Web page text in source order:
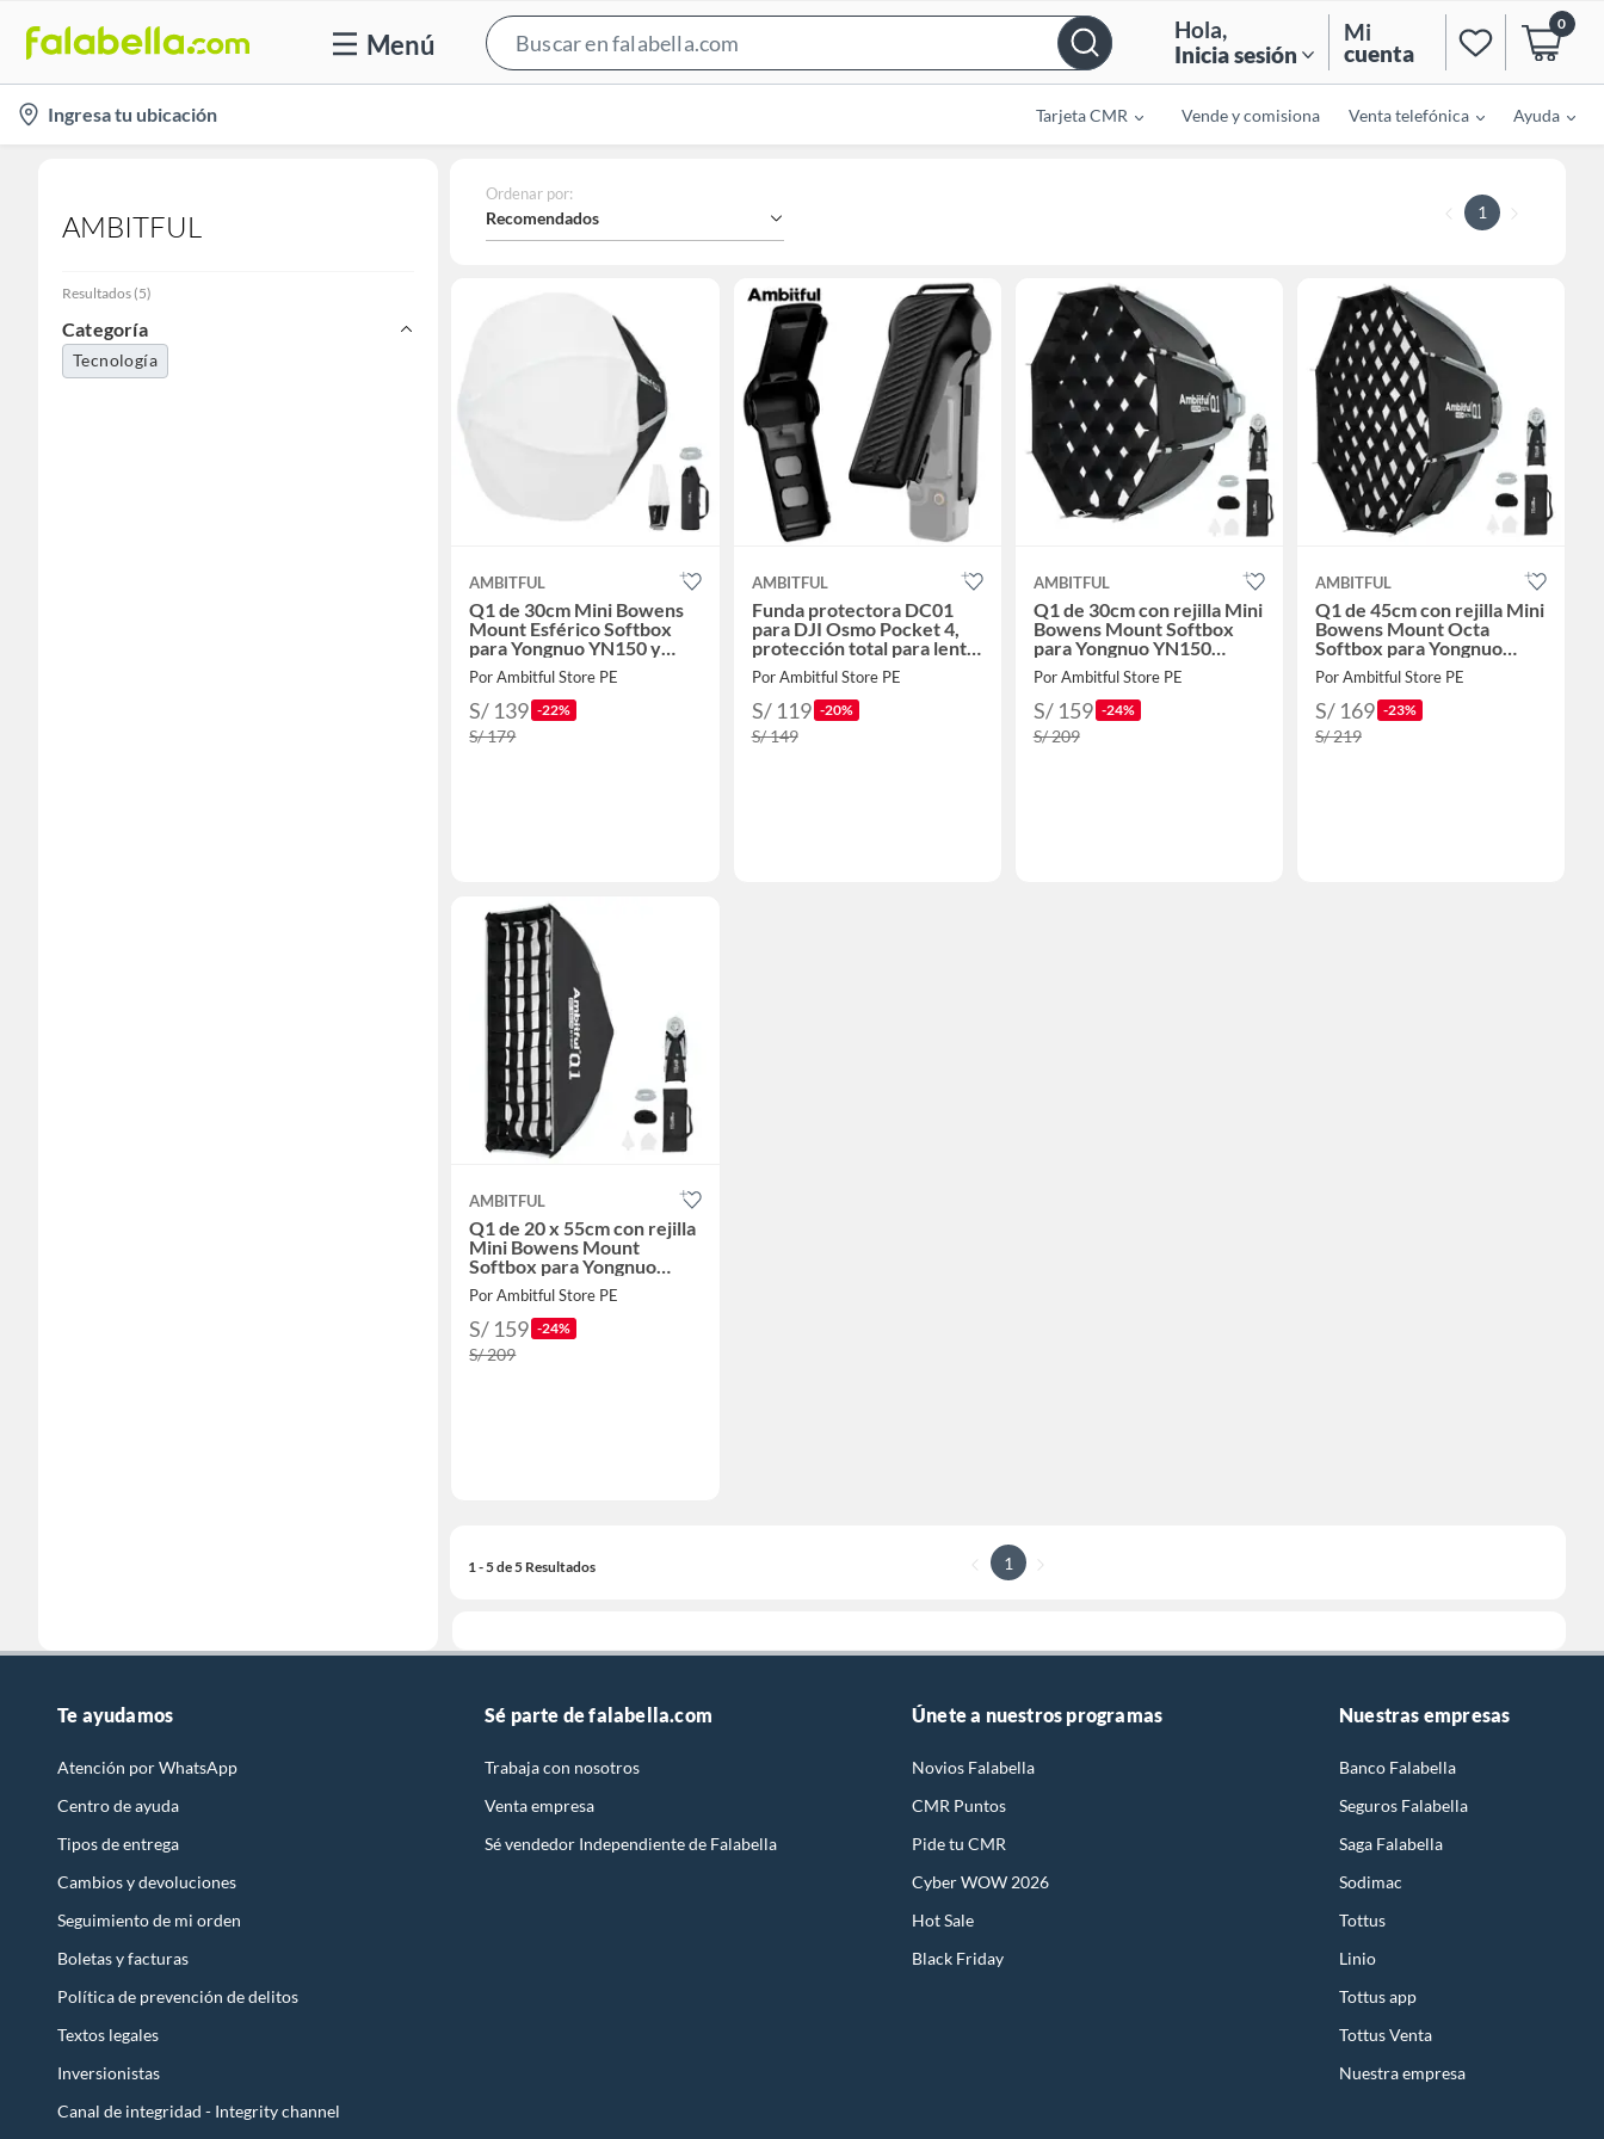
Menú
Bar
Hola,
Inicia sesión
Mi
cuenta
0
location-
icon
Ingresa tu ubicación Tarjeta CMR Vende y comisiona Venta telefónica Ayuda
AMBITFUL
Resultados (5)
Categoría
Tecnología
Ordenar por:
Recomendados 1
AMBITFUL
Q1 de 30cm Mini Bowens
Mount Esférico Softbox
para Yongnuo YN150 y
Nanlite Forza60
Por Ambitful Store PE
S/ 139 -22%
S/ 179
AMBITFUL
Funda protectora DC01
para DJI Osmo Pocket 4,
protección total para lente
y pantalla
Por Ambitful Store PE
S/ 119 -20%
S/ 149
AMBITFUL
Q1 de 30cm con rejilla Mini
Bowens Mount Softbox
para Yongnuo YN150
Nanlite Forza60
Por Ambitful Store PE
S/ 159 -24%
S/ 209
AMBITFUL
Q1 de 45cm con rejilla Mini
Bowens Mount Octa
Softbox para Yongnuo
YN150 Nanlite Forza60
Por Ambitful Store PE
S/ 169 -23%
S/ 219
AMBITFUL
Q1 de 20 x 55cm con rejilla
Mini Bowens Mount
Softbox para Yongnuo
YN150 Nanlite Forza60
Por Ambitful Store PE
S/ 159 -24%
S/ 209
1 - 5 de 5 Resultados 1
Te ayudamos
Atención por WhatsApp
Centro de ayuda
Tipos de entrega
Cambios y devoluciones
Seguimiento de mi orden
Boletas y facturas
Política de prevención de delitos
Textos legales
Inversionistas
Canal de integridad - Integrity channel
Sé parte de falabella.com
Trabaja con nosotros
Venta empresa
Sé vendedor Independiente de Falabella
Únete a nuestros programas
Novios Falabella
CMR Puntos
Pide tu CMR
Cyber WOW 2026
Hot Sale
Black Friday
Nuestras empresas
Banco Falabella
Seguros Falabella
Saga Falabella
Sodimac
Tottus
Linio
Tottus app
Tottus Venta
Nuestra empresa